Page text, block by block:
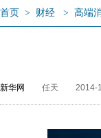
首页 > 财经 > 高端
新华网 任天 2014-